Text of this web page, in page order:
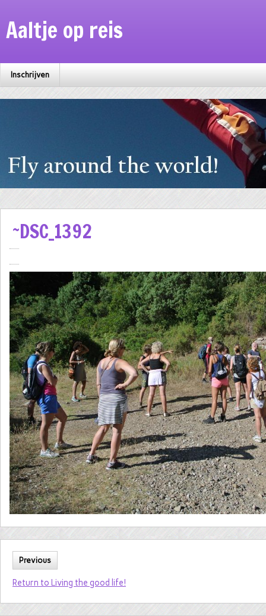
Aaltje op reis
Inschrijven
~DSC_1392
Previous
Return to Living the good life!